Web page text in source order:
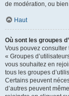
de modération, ou
Haut
Où sont les groupes
Vous pouvez
« Groupes
vous souhaitez en
tous les groupes
Certains peuvent
d’autres peuvent